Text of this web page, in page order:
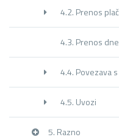
4.2. Prenos
4.3. Prenos
4.4. Povezava
4.5. Uvozi
5. Razno